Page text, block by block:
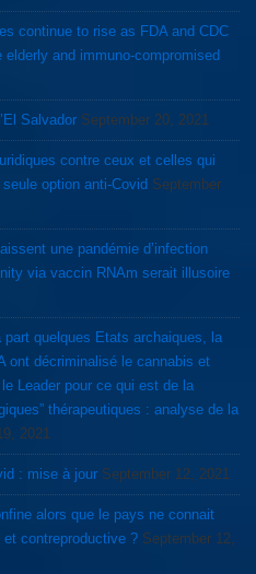
elderly and immuno-compromised
Salvador September 20, 2021
contre ceux et celles qui
option anti-Covid September
une pandémie d’infection
via vaccin RNAm serait illusoire
ont décriminalisé le cannabis et
Leader pour ce qui est de la
thérapeutiques : analyse de la
2021
: mise à jour September 12, 2021
alors que le pays ne connait
contreproductive ? September 12,